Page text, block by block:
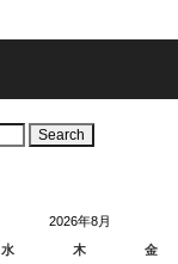
2026年8月
水 木 金